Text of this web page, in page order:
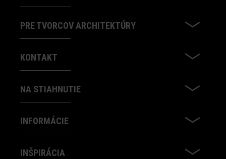
PRE TVORCOV ARCHITEKTÚRY
KONTAKT
NA STIAHNUTIE
INFORMÁCIE
INŠPIRÁCIA